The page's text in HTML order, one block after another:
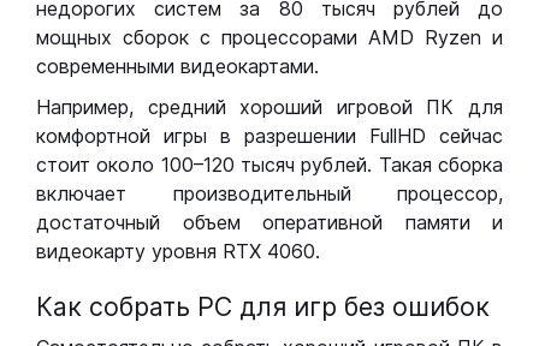
недорогих систем за 80 тысяч рублей до
мощных сборок с процессорами AMD Ryzen и
современными видеокартами.
Например, средний хороший игровой ПК для
комфортной игры в разрешении FullHD сейчас
стоит около 100–120 тысяч рублей. Такая сборка
включает производительный процессор,
достаточный объем оперативной памяти и
видеокарту уровня RTX 4060.
Как собрать РС для игр без ошибок